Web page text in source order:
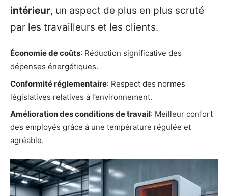
intérieur, un aspect de plus en plus scruté
par les travailleurs et les clients.
Économie de coûts: Réduction significative des
dépenses énergétiques.
Conformité réglementaire: Respect des normes
législatives relatives à l’environnement.
Amélioration des conditions de travail: Meilleur confort
des employés grâce à une température régulée et
agréable.